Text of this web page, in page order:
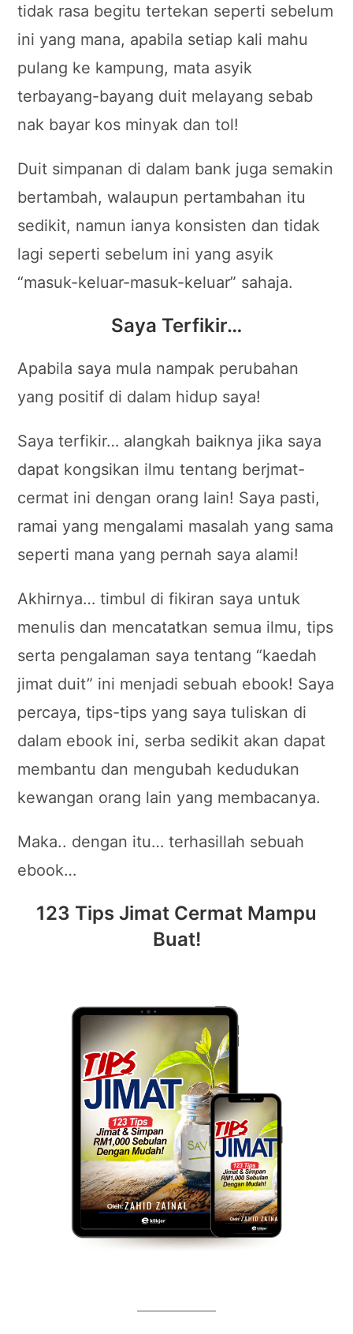
tidak rasa begitu tertekan seperti sebelum
ini yang mana, apabila setiap kali mahu
pulang ke kampung, mata asyik
terbayang-bayang duit melayang sebab
nak bayar kos minyak dan tol!
Duit simpanan di dalam bank juga semakin
bertambah, walaupun pertambahan itu
sedikit, namun ianya konsisten dan tidak
lagi seperti sebelum ini yang asyik
“masuk-keluar-masuk-keluar” sahaja.
Saya Terfikir…
Apabila saya mula nampak perubahan
yang positif di dalam hidup saya!
Saya terfikir… alangkah baiknya jika saya
dapat kongsikan ilmu tentang berjmat-
cermat ini dengan orang lain! Saya pasti,
ramai yang mengalami masalah yang sama
seperti mana yang pernah saya alami!
Akhirnya… timbul di fikiran saya untuk
menulis dan mencatatkan semua ilmu, tips
serta pengalaman saya tentang “kaedah
jimat duit” ini menjadi sebuah ebook! Saya
percaya, tips-tips yang saya tuliskan di
dalam ebook ini, serba sedikit akan dapat
membantu dan mengubah kedudukan
kewangan orang lain yang membacanya.
Maka.. dengan itu… terhasillah sebuah
ebook…
123 Tips Jimat Cermat Mampu
Buat!